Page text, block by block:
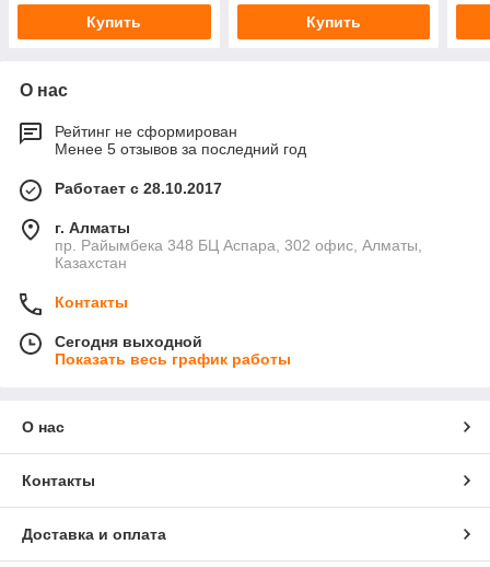
Купить Купить
О нас
Рейтинг не сформирован
Менее 5 отзывов за последний год
Работает с 28.10.2017
г. Алматы
пр. Райымбека 348 БЦ Аспара, 302 офис, Алматы,
Казахстан
Контакты
Сегодня выходной
Показать весь график работы
О нас
Контакты
Доставка и оплата